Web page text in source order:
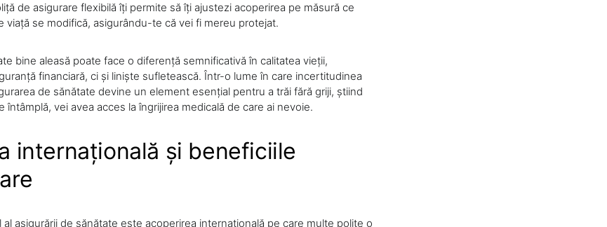
de asigurare flexibilă îți permite să îți ajustezi acoperirea pe măsură ce
viață se modifică, asigurându-te că vei fi mereu protejat.
bine aleasă poate face o diferență semnificativă în calitatea vieții,
financiară, ci și liniște sufletească. Într-o lume în care incertitudinea
de sănătate devine un element esențial pentru a trăi fără griji, știind
întâmplă, vei avea acces la îngrijirea medicală de care ai nevoie.
internațională și beneficiile
asigurării de sănătate este acoperirea internațională pe care multe polițe o